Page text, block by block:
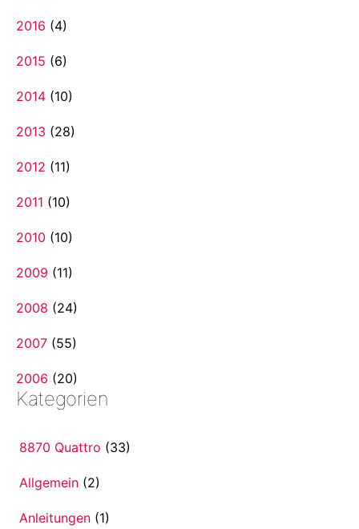
2016 (4)
2015 (6)
2014 (10)
2013 (28)
2012 (11)
2011 (10)
2010 (10)
2009 (11)
2008 (24)
2007 (55)
2006 (20)
Kategorien
8870 Quattro (33)
Allgemein (2)
Anleitungen (1)